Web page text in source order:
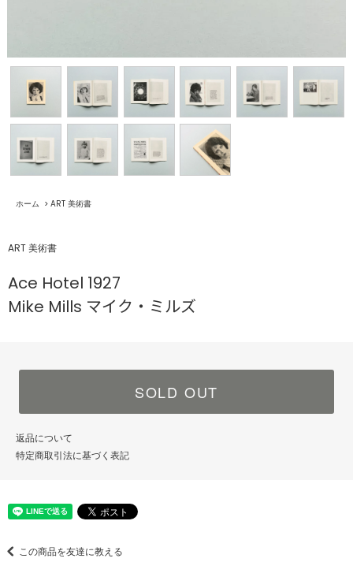
ホーム > ART 美術書
ART 美術書
Ace Hotel 1927
Mike Mills マイク・ミルズ
SOLD OUT
返品について
特定商取引法に基づく表記
この商品を友達に教える